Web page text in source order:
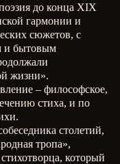
до конца XIX
гармонии и
сюжетов, с
и бытовым
жизни».
– философское,
стиха, и по
столетий,
тропа»,
который